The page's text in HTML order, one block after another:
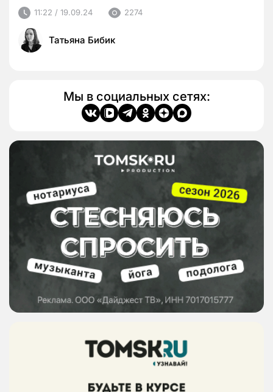
11:22 / 19.09.24 2274
Татьяна Бибик
Мы в социальных сетях: